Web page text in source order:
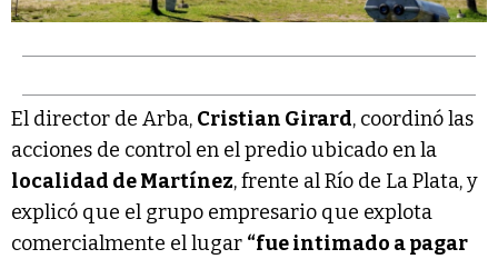
El director de Arba, Cristian Girard, coordinó las
acciones de control en el predio ubicado en la
localidad de Martínez, frente al Río de La Plata, y
explicó que el grupo empresario que explota
comercialmente el lugar “fue intimado a pagar